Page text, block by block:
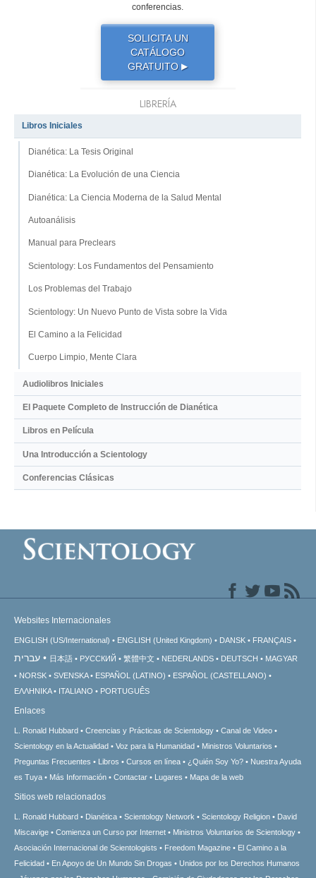
conferencias.
SOLICITA UN
CATÁLOGO
GRATUITO ▶
LIBRERÍA
Libros Iniciales
Dianética: La Tesis Original
Dianética: La Evolución de una Ciencia
Dianética: La Ciencia Moderna de la Salud Mental
Autoanálisis
Manual para Preclears
Scientology: Los Fundamentos del Pensamiento
Los Problemas del Trabajo
Scientology: Un Nuevo Punto de Vista sobre la Vida
El Camino a la Felicidad
Cuerpo Limpio, Mente Clara
Audiolibros Iniciales
El Paquete Completo de Instrucción de Dianética
Libros en Película
Una Introducción a Scientology
Conferencias Clásicas
Websites Internacionales
ENGLISH (US/International) ENGLISH (United Kingdom) DANSK FRANÇAIS
עברית 日本語 РУССКИЙ 繁體中文 NEDERLANDS DEUTSCH
MAGYAR
NORSK
SVENSKA ESPAÑOL (LATINO)
ESPAÑOL (CASTELLANO)
ΕΛΛΗΝΙΚA
ITALIANO PORTUGUÊS
Enlaces
L. Ronald Hubbard Creencias y Prácticas de Scientology
Canal de Video
Scientology en la Actualidad
Voz para la Humanidad
Ministros Voluntarios
Preguntas Frecuentes
Libros Cursos en línea ¿Quién Soy Yo?
Nuestra Ayuda
es Tuya
Más Información Contactar Lugares Mapa de la web
Sitios web relacionados
L. Ronald Hubbard Dianética Scientology Network Scientology Religion
David
Miscavige
Comienza un Curso por Internet
Ministros Voluntarios de Scientology
Asociación Internacional de Scientologists
Freedom Magazine
El Camino a la
Felicidad
En Apoyo de Un Mundo Sin Drogas
Unidos por los Derechos Humanos